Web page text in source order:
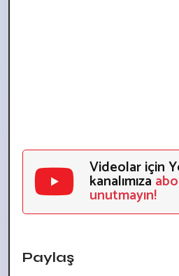
Videolar için
kanalımıza
unutmayın!
Paylaş